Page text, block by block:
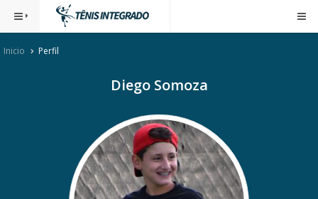
Inicio Perfil
Diego Somoza